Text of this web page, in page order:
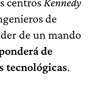
de
de un mando
de
tecnológicas.